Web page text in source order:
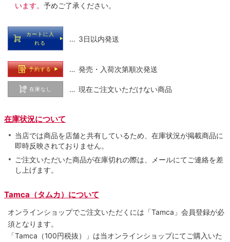
います。 予めご了承ください。
カートに入
れる
… 3日以内発送
予約する … 発売・入荷次第順次発送
在庫なし … 現在ご注文いただけない商品
在庫状況について
当店では商品を店舗と共有しているため、在庫状況が掲載商品に
即時反映されておりません。
ご注文いただいた商品が在庫切れの際は、メールにてご連絡を差
し上げます。
Tamca（タムカ）について
オンラインショップでご注⽂いただくには「Tamca」会員登録が必
須となります。
「Tamca （100円税抜）
」は当オンラインショップにてご購⼊いた